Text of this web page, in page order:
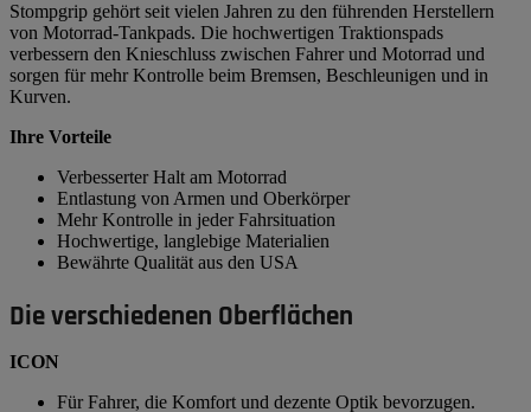
Stompgrip gehört seit vielen Jahren zu den führenden Herstellern
von Motorrad-Tankpads. Die hochwertigen Traktionspads
verbessern den Knieschluss zwischen Fahrer und Motorrad und
sorgen für mehr Kontrolle beim Bremsen, Beschleunigen und in
Kurven.
Ihre Vorteile
Verbesserter Halt am Motorrad
Entlastung von Armen und Oberkörper
Mehr Kontrolle in jeder Fahrsituation
Hochwertige, langlebige Materialien
Bewährte Qualität aus den USA
Die verschiedenen Oberflächen
ICON
Für Fahrer, die Komfort und dezente Optik bevorzugen.